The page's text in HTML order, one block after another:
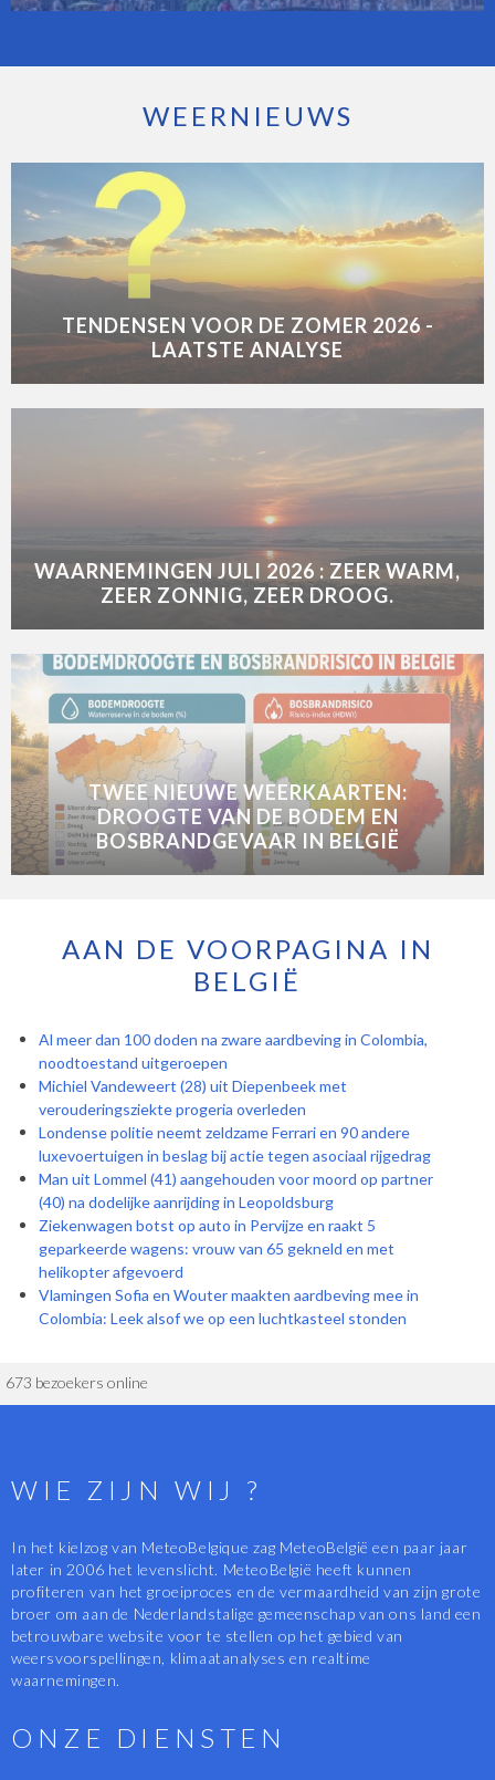
WEERNIEUWS
TENDENSEN VOOR DE ZOMER 2026 -
LAATSTE ANALYSE
WAARNEMINGEN JULI 2026 : ZEER WARM,
ZEER ZONNIG, ZEER DROOG.
TWEE NIEUWE WEERKAARTEN:
DROOGTE VAN DE BODEM EN
BOSBRANDGEVAAR IN BELGIË
AAN DE VOORPAGINA IN
BELGIË
Al meer dan 100 doden na zware aardbeving in Colombia,
noodtoestand uitgeroepen
Michiel Vandeweert (28) uit Diepenbeek met
verouderingsziekte progeria overleden
Londense politie neemt zeldzame Ferrari en 90 andere
luxevoertuigen in beslag bij actie tegen asociaal rijgedrag
Man uit Lommel (41) aangehouden voor moord op partner
(40) na dodelijke aanrijding in Leopoldsburg
Ziekenwagen botst op auto in Pervijze en raakt 5
geparkeerde wagens: vrouw van 65 gekneld en met
helikopter afgevoerd
Vlamingen Sofia en Wouter maakten aardbeving mee in
Colombia: Leek alsof we op een luchtkasteel stonden
673 bezoekers online
WIE ZIJN WIJ ?
In het kielzog van MeteoBelgique zag MeteoBelgië een paar jaar
later in 2006 het levenslicht. MeteoBelgië heeft kunnen
profiteren van het groeiproces en de vermaardheid van zijn grote
broer om aan de Nederlandstalige gemeenschap van ons land een
betrouwbare website voor te stellen op het gebied van
weersvoorspellingen, klimaatanalyses en realtime
waarnemingen.
ONZE DIENSTEN